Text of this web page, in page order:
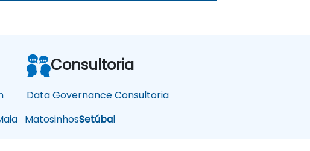
MatosinhosSetúbal
Consultoria
Data Governance Consultoria